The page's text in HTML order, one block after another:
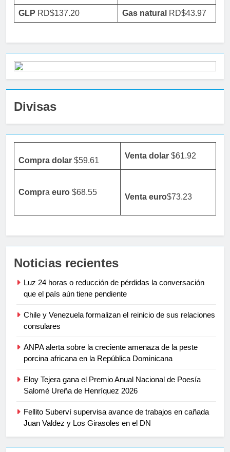
GLP RD$137.20 Gas natural RD$43.97
Divisas
Compra dolar $59.61
Venta dolar $61.92
Compra euro $68.55
Venta euro$73.23
Noticias recientes
Luz 24 horas o reducción de pérdidas la conversación
que el país aún tiene pendiente
Chile y Venezuela formalizan el reinicio de sus relaciones
consulares
ANPA alerta sobre la creciente amenaza de la peste
porcina africana en la República Dominicana
Eloy Tejera gana el Premio Anual Nacional de Poesía
Salomé Ureña de Henríquez 2026
Fellito Suberví supervisa avance de trabajos en cañada
Juan Valdez y Los Girasoles en el DN